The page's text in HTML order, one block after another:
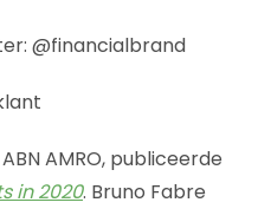
@financialbrand
AMRO, publiceerde
in 2020. Bruno Fabre